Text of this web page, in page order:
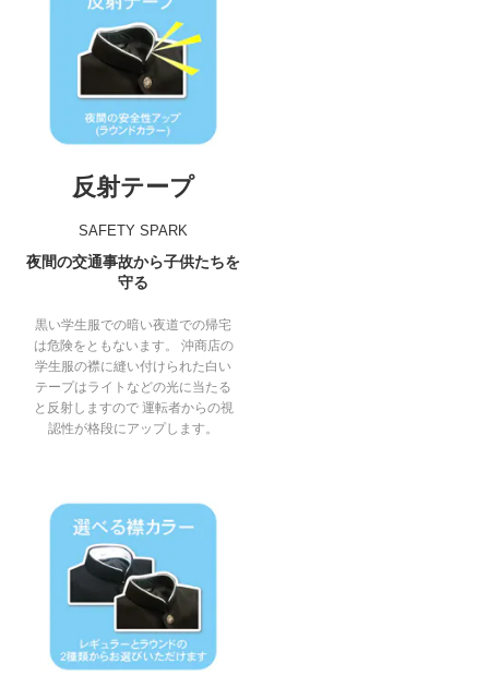
反射テープ
SAFETY SPARK
夜間の交通事故から子供たちを
守る
黒い学生服での暗い夜道での帰宅
は危険をともないます。 沖商店の
学生服の襟に縫い付けられた白い
テープはライトなどの光に当たる
と反射しますので 運転者からの視
認性が格段にアップします。